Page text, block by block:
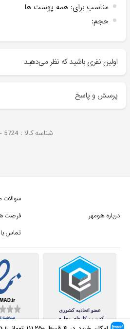
مناسب برای: همه پوست ها
حجم:
اولین نفری باشید که نظر می‌دهید
پرسش و پاسخ
شناسه کالا : 5724
درباره هومهر
سوالات
فرصت
تماس